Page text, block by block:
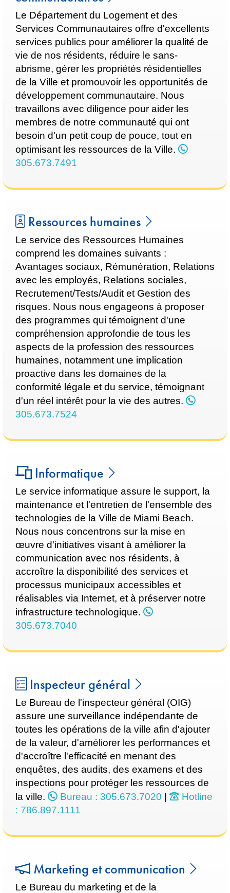
Le Département du Logement et des
Services Communautaires offre d'excellents
services publics pour améliorer la qualité de
vie de nos résidents, réduire le sans-
abrisme, gérer les propriétés résidentielles
de la Ville et promouvoir les opportunités de
développement communautaire. Nous
travaillons avec diligence pour aider les
membres de notre communauté qui ont
besoin d'un petit coup de pouce, tout en
optimisant les ressources de la Ville.
305.673.7491
Ressources humaines
Le service des Ressources Humaines
comprend les domaines suivants :
Avantages sociaux, Rémunération, Relations
avec les employés, Relations sociales,
Recrutement/Tests/Audit et Gestion des
risques. Nous nous engageons à proposer
des programmes qui témoignent d'une
compréhension approfondie de tous les
aspects de la profession des ressources
humaines, notamment une implication
proactive dans les domaines de la
conformité légale et du service, témoignant
d'un réel intérêt pour la vie des autres.
305.673.7524
Informatique
Le service informatique assure le support, la
maintenance et l'entretien de l'ensemble des
technologies de la Ville de Miami Beach.
Nous nous concentrons sur la mise en
œuvre d'initiatives visant à améliorer la
communication avec nos résidents, à
accroître la disponibilité des services et
processus municipaux accessibles et
réalisables via Internet, et à préserver notre
infrastructure technologique.
305.673.7040
Inspecteur général
Le Bureau de l'inspecteur général (OIG)
assure une surveillance indépendante de
toutes les opérations de la ville afin d'ajouter
de la valeur, d'améliorer les performances et
d'accroître l'efficacité en menant des
enquêtes, des audits, des examens et des
inspections pour protéger les ressources de
la ville.
Bureau : 305.673.7020
Hotline
: 786.897.1111
Marketing et communication
Le Bureau du marketing et de la